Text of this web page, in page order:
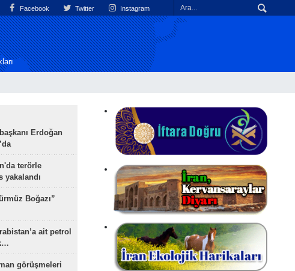
Facebook Twitter Instagram
Erdoğan
terörle
yakalandı
Boğazı”
ait petrol
görüşmeleri